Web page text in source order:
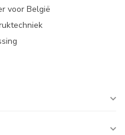
voor België